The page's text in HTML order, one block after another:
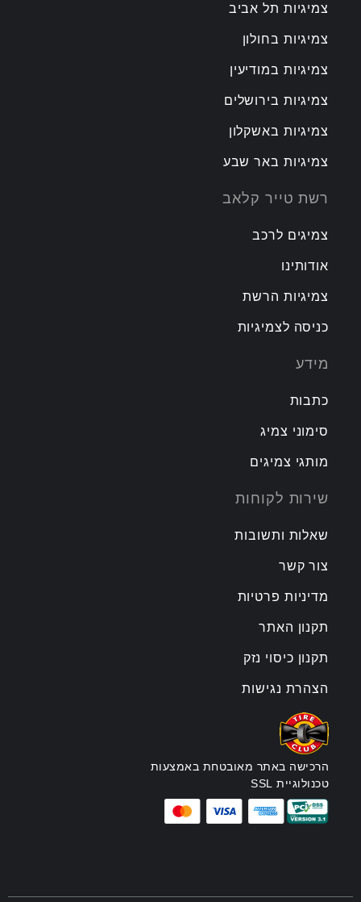
צמיגיות תל אביב
צמיגיות בחולון
צמיגיות במודיעין
צמיגיות בירושלים
צמיגיות באשקלון
צמיגיות באר שבע
רשת טייר קלאב
צמיגים לרכב
אודותינו
צמיגיות הרשת
כניסה לצמיגיות
מידע
כתבות
סימוני צמיג
מותגי צמיגים
שירות לקוחות
שאלות ותשובות
צור קשר
מדיניות פרטיות
תקנון האתר
תקנון כיסוי נזק
הצהרת נגישות
הרכישה באתר מאובטחת באמצעות
טכנולוגיית SSL